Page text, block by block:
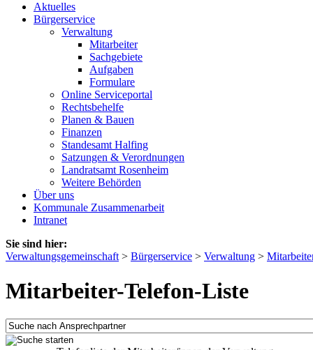
Aktuelles
Bürgerservice
Verwaltung
Mitarbeiter
Sachgebiete
Aufgaben
Formulare
Online Serviceportal
Rechtsbehelfe
Planen & Bauen
Finanzen
Standesamt Halfing
Satzungen & Verordnungen
Landratsamt Rosenheim
Weitere Behörden
Über uns
Kommunale Zusammenarbeit
Intranet
Sie sind hier:
Verwaltungsgemeinschaft > Bürgerservice > Verwaltung >
Mitarbeiter-Telefon-Liste